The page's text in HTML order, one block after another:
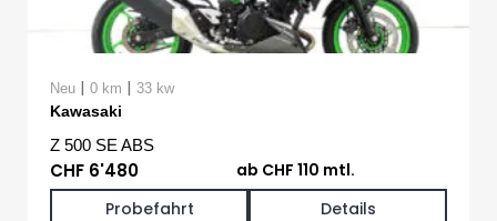
Neu | 0 km | 33 kw
Kawasaki
Z 500 SE ABS
CHF 6'480
ab CHF 110 mtl.
Probefahrt
Details